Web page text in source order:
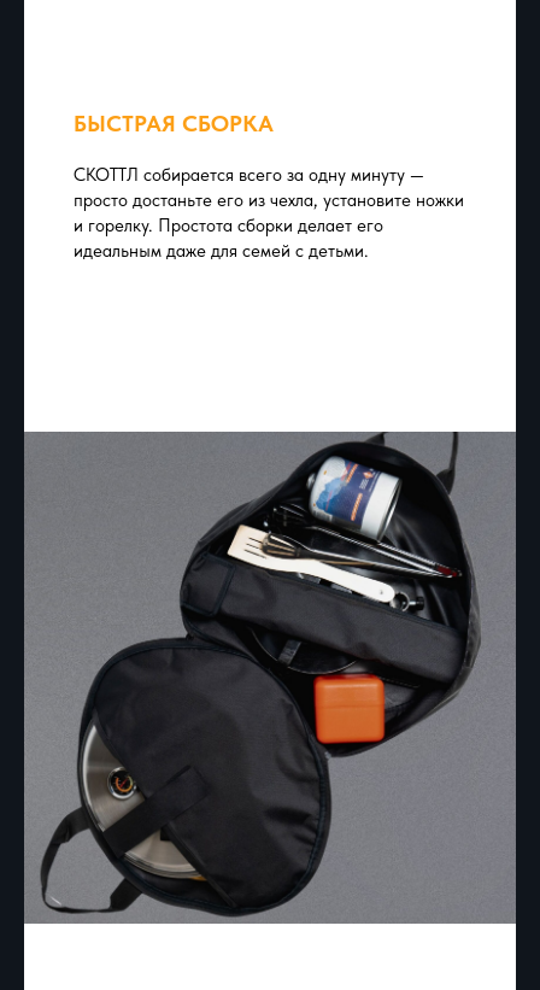
БЫСТРАЯ СБОРКА
СКОТТЛ собирается всего за одну минуту —
просто достаньте его из чехла, установите ножки
и горелку. Простота сборки делает его
идеальным даже для семей с детьми.